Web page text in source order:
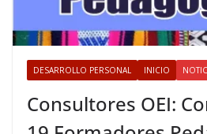
DESARROLLO PERSONAL INICIO
Consultores OEI: